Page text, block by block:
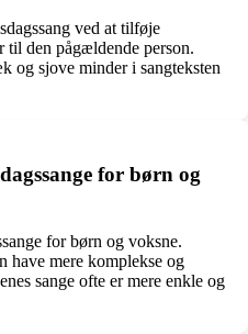
ved at tilføje
til den pågældende person.
og sjove minder i sangteksten
for børn og
for børn og voksne.
have mere komplekse og
sange ofte er mere enkle og